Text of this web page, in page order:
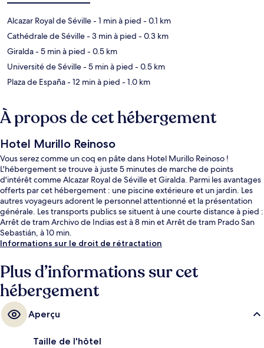
Alcazar Royal de Séville- 1 min à pied - 0.1 km
Cathédrale de Séville- 3 min à pied - 0.3 km
Giralda- 5 min à pied - 0.5 km
Université de Séville- 5 min à pied - 0.5 km
Plaza de España- 12 min à pied - 1.0 km
À propos de cet hébergement
Hotel Murillo Reinoso
Vous serez comme un coq en pâte dans Hotel Murillo Reinoso !
L'hébergement se trouve à juste 5 minutes de marche de points
d'intérêt comme Alcazar Royal de Séville et Giralda. Parmi les avantages
offerts par cet hébergement : une piscine extérieure et un jardin. Les
autres voyageurs adorent le personnel attentionné et la présentation
générale. Les transports publics se situent à une courte distance à pied :
Arrêt de tram Archivo de Indias est à 8 min et Arrêt de tram Prado San
Sebastián, à 10 min.
Informations sur le droit de rétractation
Plus d’informations sur cet
hébergement
Aperçu
Taille de l'hôtel